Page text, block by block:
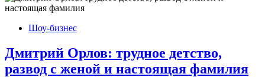
Шоу-бизнес
Дмитрий Орлов: трудное детство,
развод с женой и настоящая фамилия